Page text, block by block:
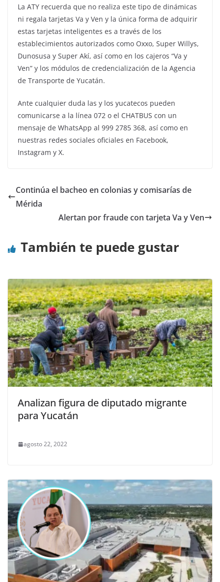
La ATY recuerda que no realiza este tipo de dinámicas
ni regala tarjetas Va y Ven y la única forma de adquirir
estas tarjetas inteligentes es a través de los
establecimientos autorizados como Oxxo, Super Willys,
Dunosusa y Super Akí, así como en los cajeros “Va y
Ven” y los módulos de credencialización de la Agencia
de Transporte de Yucatán.
Ante cualquier duda las y los yucatecos pueden
comunicarse a la línea 072 o el CHATBUS con un
mensaje de WhatsApp al 999 2785 368, así como en
nuestras redes sociales oficiales en Facebook,
Instagram y X.
Continúa el bacheo en colonias y comisarías de
Mérida
Alertan por fraude con tarjeta Va y Ven
También te puede gustar
Analizan figura de diputado migrante
para Yucatán
agosto 22, 2022